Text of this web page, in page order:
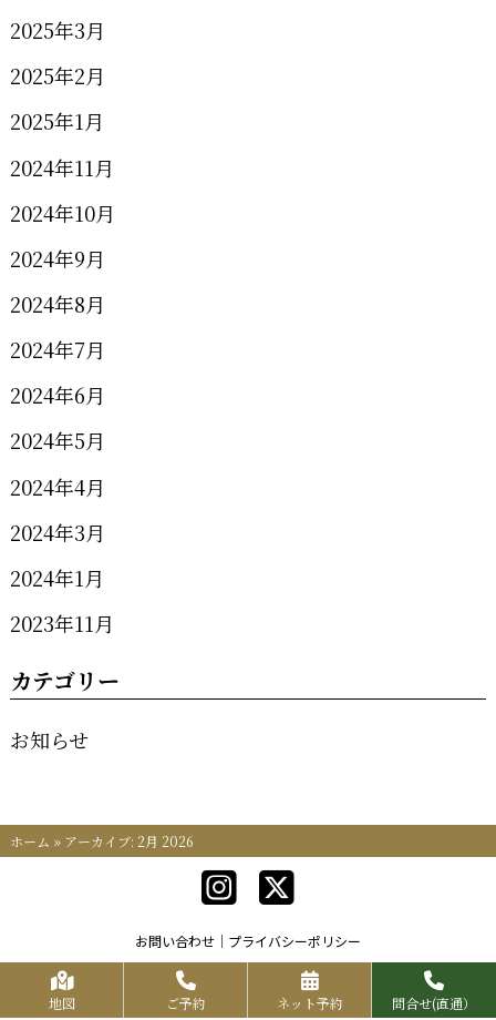
2025年3月
2025年2月
2025年1月
2024年11月
2024年10月
2024年9月
2024年8月
2024年7月
2024年6月
2024年5月
2024年4月
2024年3月
2024年1月
2023年11月
カテゴリー
お知らせ
ホーム » アーカイブ: 2月 2026
お問い合わせ プライバシーポリシー
Copyrights KR FOOD SERVICE All Rights Reserved.
地図 ご予約 ネット予約 問合せ(直通）